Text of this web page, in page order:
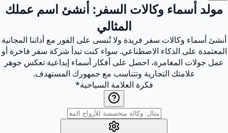
مولد أسماء وكالات السفر: أنشئ اسم عملك
المثالي
أنشئ أسماء وكالات سفر فريدة ولا تُنسى على الفور مع أداتنا المجانية
المعتمدة على الذكاء الاصطناعي. سواء كنت تبدأ شركة سفر فاخرة أو
عمل جولات المغامرة، احصل على أفكار أسماء إبداعية تعكس جوهر
علامتك التجارية وتتناسب مع جمهورك المستهدف.
فكرة العلامة السياحية*